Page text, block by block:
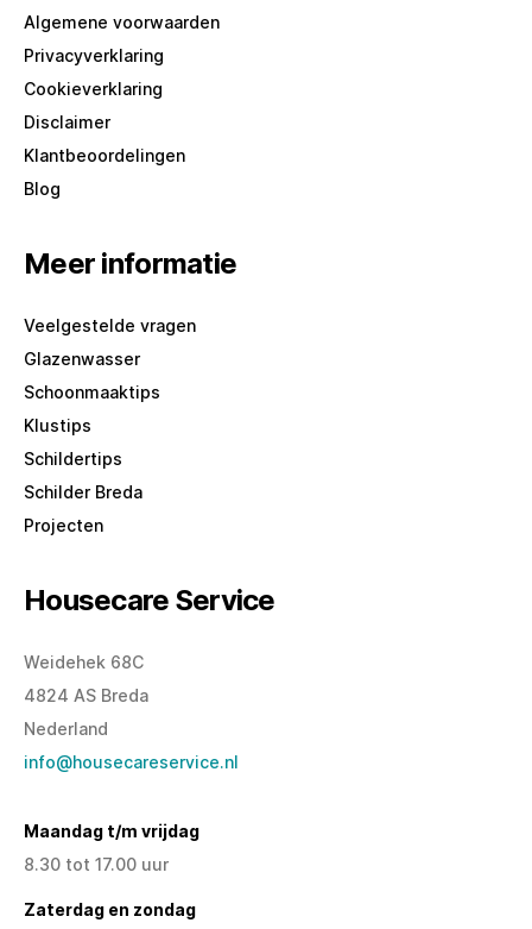
Algemene voorwaarden
Privacyverklaring
Cookieverklaring
Disclaimer
Klantbeoordelingen
Blog
Meer informatie
Veelgestelde vragen
Glazenwasser
Schoonmaaktips
Klustips
Schildertips
Schilder Breda
Projecten
Housecare Service
Weidehek 68C
4824 AS Breda
Nederland
info@housecareservice.nl
Maandag t/m vrijdag
8.30 tot 17.00 uur
Zaterdag en zondag